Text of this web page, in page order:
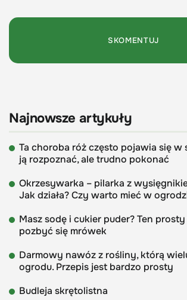
Najnowsze artykuły
Ta choroba róż często pojawia się w
ją rozpoznać, ale trudno pokonać
Okrzesywarka – pilarka z
Jak działa? Czy warto mieć w
Masz sodę i cukier puder? Ten
pozbyć się mrówek
Darmowy nawóz z rośliny, którą
ogrodu. Przepis jest bardzo prosty
Budleja skrętolistna